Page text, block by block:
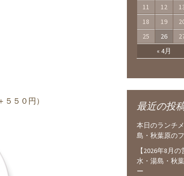
５０円）
« 4月
11
12
18
19
25
26
最近の投
本日のランチ
島・秋葉原の
【2026年8月
水・湯島・秋
ー